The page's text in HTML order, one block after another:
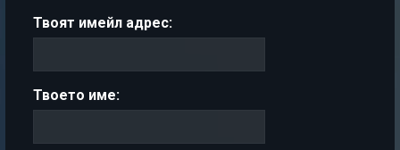
Твоят имейл адрес:
Твоето име: